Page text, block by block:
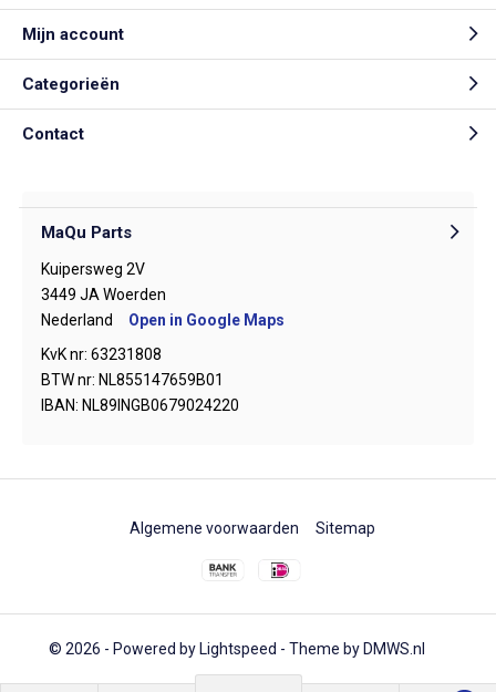
Mijn account
Categorieën
Contact
MaQu Parts
Kuipersweg 2V
3449 JA Woerden
Nederland
Open in Google Maps
KvK nr: 63231808
BTW nr: NL855147659B01
IBAN: NL89INGB0679024220
© 2026 - Powered by Lightspeed - Theme by DMWS.nl
Algemene voorwaarden Sitemap